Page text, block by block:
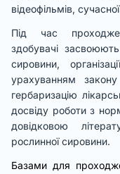
відеофільмів,
Під час
здобувачі
сировини,
урахуванням
гербаризацію
досвіду роботи з
довідковою
рослинної сировини.
Базами для